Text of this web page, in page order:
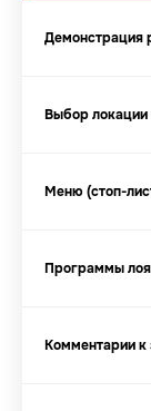
Демонстрация
Выбор локации
Меню (стоп-
Программы
Комментарии к